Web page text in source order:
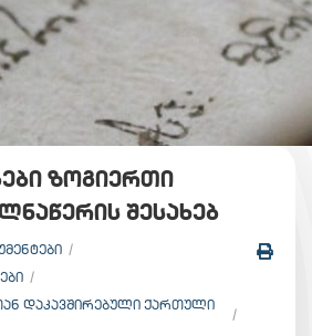
ზოგიერთი
შესახებ
ᲓᲐᲙᲐᲕᲨᲘᲠᲔᲑᲣᲚᲘ ᲥᲐᲠᲗᲣᲚᲘ